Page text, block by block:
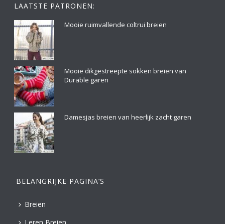
LAATSTE PATRONEN:
Mooie ruimvallende coltrui breien
Mooie dikgestreepte sokken breien van
Durable garen
Damesjas breien van heerlijk zacht garen
BELANGRIJKE PAGINA’S
Breien
Leren Breien